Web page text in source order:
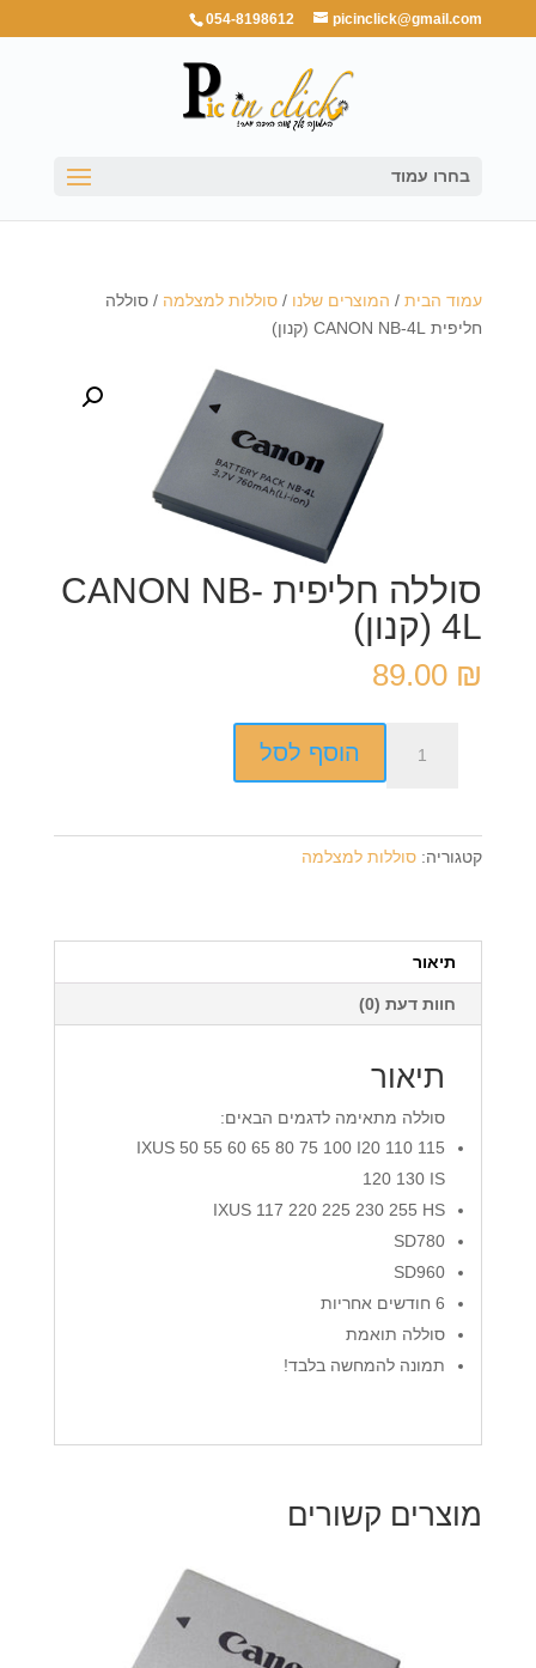
054-8198612 picinclick@gmail.com
בחרו עמוד
עמוד הבית/ המוצרים שלנו / סוללות למצלמה / סוללה
חליפית CANON NB-4L (קנון)
סוללה חליפית CANON NB-
4L (קנון)
89.00 ₪
הוסף לסל
קטגוריה: סוללות למצלמה
תיאור
חוות דעת (0)
תיאור
סוללה מתאימה לדגמים הבאים:
IXUS 50 55 60 65 80 75 100 I20 110 115
120 130 IS
IXUS 117 220 225 230 255 HS
SD780
SD960
6 חודשים אחריות
סוללה תואמת
תמונה להמחשה בלבד!
מוצרים קשורים